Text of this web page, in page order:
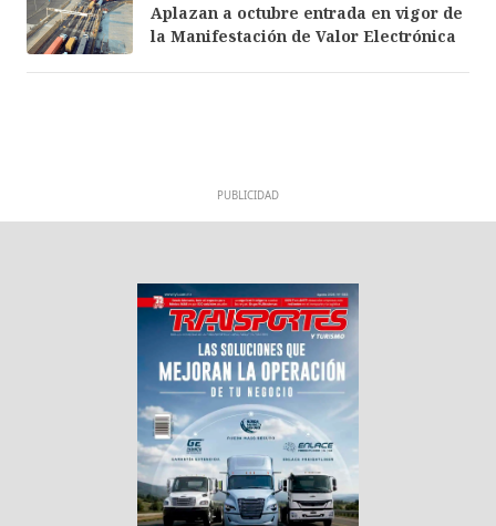
Aplazan a octubre entrada en vigor de
la Manifestación de Valor Electrónica
PUBLICIDAD